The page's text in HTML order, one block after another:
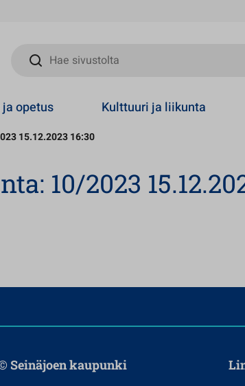
Hae sivustolta
opetus Kulttuuri ja liikunta
15.12.2023 16:30
10/2023
Seinäjoen kaupunki